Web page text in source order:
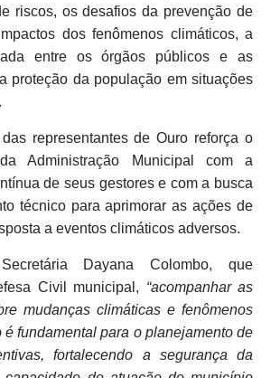
riscos, os desafios da prevenção de
dos fenômenos climáticos, a
entre os órgãos públicos e as
proteção da população em situações
representantes de Ouro reforça o
Administração Municipal com a
de seus gestores e com a busca
técnico para aprimorar as ações de
a eventos climáticos adversos.
Dayana Colombo, que
Civil municipal, “acompanhar as
mudanças climáticas e fenômenos
é fundamental para o planejamento de
fortalecendo a segurança da